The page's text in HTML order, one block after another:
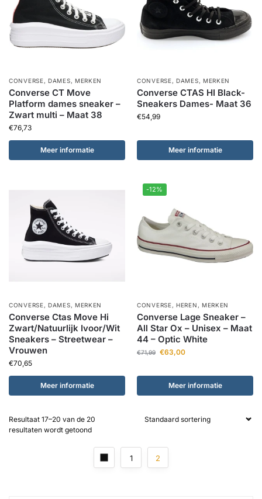
CONVERSE, DAMES, MERKEN
Converse CT Move
Platform dames sneaker –
Zwart multi – Maat 38
€76,73
Meer informatie
CONVERSE, DAMES, MERKEN
Converse CTAS HI Black-
Sneakers Dames- Maat 36
€54,99
Meer informatie
CONVERSE, DAMES, MERKEN
Converse Ctas Move Hi
Zwart/Natuurlijk Ivoor/Wit
Sneakers – Streetwear –
Vrouwen
€70,65
Meer informatie
-12%
CONVERSE, HEREN , MERKEN
Converse Lage Sneaker –
All Star Ox – Unisex – Maat
44 – Optic White
€71,99 €63,00
Meer informatie
Resultaat 17–20 van de 20
resultaten wordt getoond
1 2